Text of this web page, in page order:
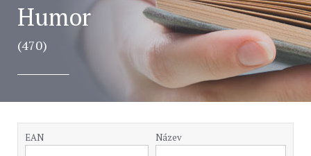
Humor
(470)
EAN Název